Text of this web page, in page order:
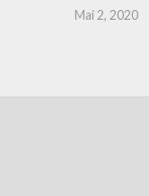
Mai 2, 2020